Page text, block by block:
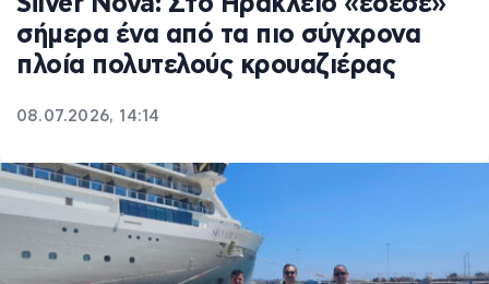
σήμερα ένα από τα πιο σύγχρονα
πλοία πολυτελούς κρουαζιέρας
08.07.2026, 14:14